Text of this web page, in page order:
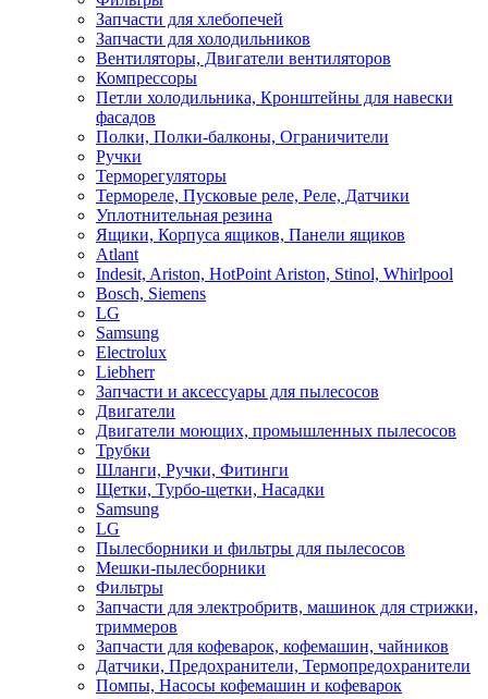
Запчасти для хлебопечей
Запчасти для холодильников
Вентиляторы, Двигатели вентиляторов
Компрессоры
Петли холодильника, Кронштейны для навески
фасадов
Полки, Полки-балконы, Ограничители
Ручки
Терморегуляторы
Термореле, Пусковые реле, Реле, Датчики
Уплотнительная резина
Ящики, Корпуса ящиков, Панели ящиков
Atlant
Indesit, Ariston, HotPoint Ariston, Stinol, Whirlpool
Bosch, Siemens
LG
Samsung
Electrolux
Liebherr
Запчасти и аксессуары для пылесосов
Двигатели
Двигатели моющих, промышленных пылесосов
Трубки
Шланги, Ручки, Фитинги
Щетки, Турбо-щетки, Насадки
Samsung
LG
Пылесборники и фильтры для пылесосов
Мешки-пылесборники
Фильтры
Запчасти для электробритв, машинок для стрижки,
триммеров
Запчасти для кофеварок, кофемашин, чайников
Датчики, Предохранители, Термопредохранители
Помпы, Насосы кофемашин и кофеварок